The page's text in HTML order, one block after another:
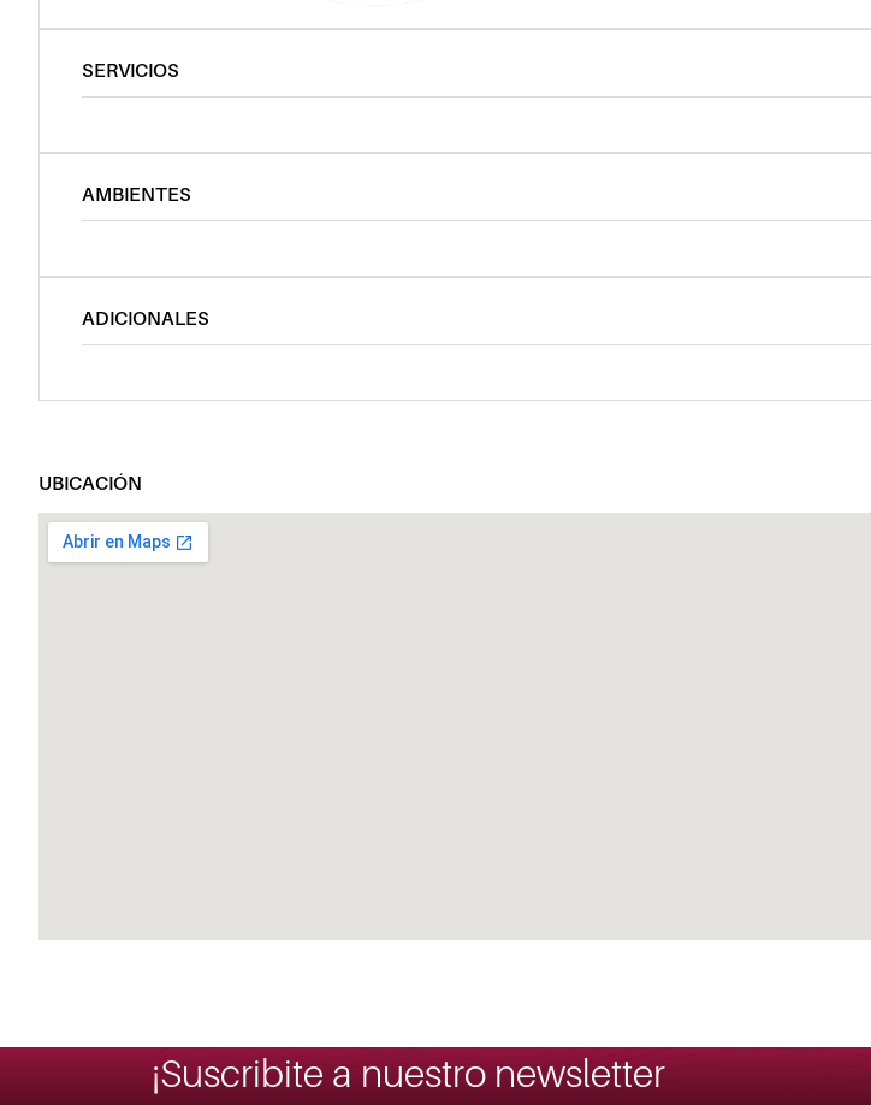
SERVICIOS
AMBIENTES
ADICIONALES
UBICACIÓN
¡Suscribite a nuestro newsletter